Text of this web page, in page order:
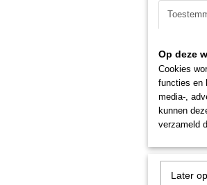
Op deze
Cookies
functies en
media-,
kunnen
verzameld
Later